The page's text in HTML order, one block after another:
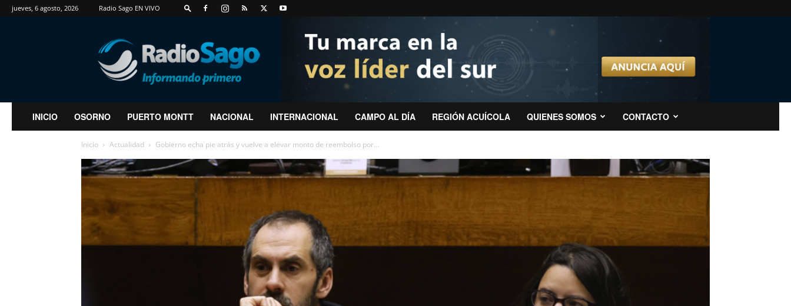
jueves, 6 agosto, 2026 Radio Sago EN VIVO
RadioSago
INICIO OSORNO PUERTO MONTT NACIONAL INTERNACIONAL CAMPO AL DÍA REGIÓN ACUÍCOLA QUIENES SOMOS CONTACTO
Inicio Actualidad Gobierno echa pie atrás y vuelve a elevar monto de reembolso por...